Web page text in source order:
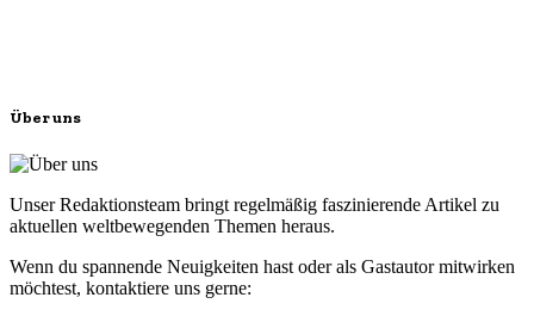
Über uns
Unser Redaktionsteam bringt regelmäßig faszinierende Artikel zu
aktuellen weltbewegenden Themen heraus.
Wenn du spannende Neuigkeiten hast oder als Gastautor mitwirken
möchtest, kontaktiere uns gerne: